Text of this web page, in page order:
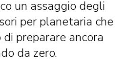
un assaggio degli
per planetaria che
preparare ancora
da zero.